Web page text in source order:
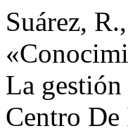
Suárez,
La
Centro